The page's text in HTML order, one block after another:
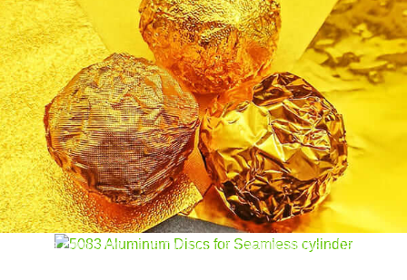
5083 Disques en aluminium pour cylindre
sans couture | Précision & Force
Découvrir 5083 disques en aluminium pour la
production de cylindres sans couture. Léger, résistant
à la corrosion, et parfait pour les applications à haute